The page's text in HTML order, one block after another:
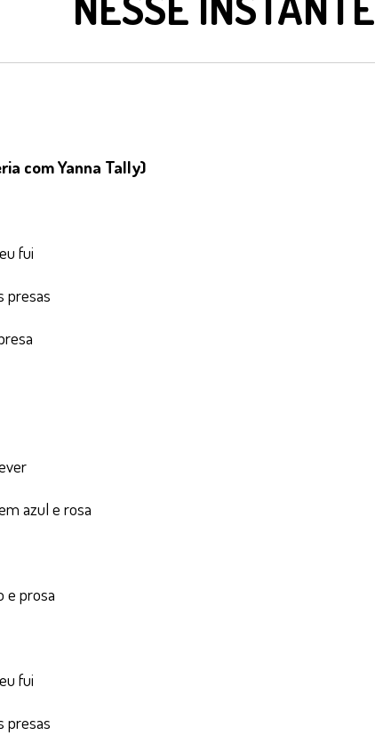
com Yanna Tally)
fui
presas
azul e rosa
e prosa
fui
presas